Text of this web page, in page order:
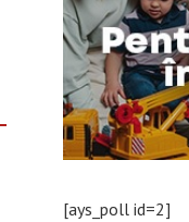
[ays_poll id=2]